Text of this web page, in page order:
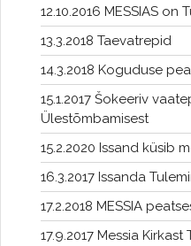
12.10.2016 MESSIAS on
13.3.2018 Taevatrepid
14.3.2018 Koguduse
15.1.2017 Šokeeriv
Ülestõmbamisest
15.2.2020 Issand küsib
16.3.2017 Issanda
17.2.2018 MESSIA
17.9.2017 Messia Kirkast